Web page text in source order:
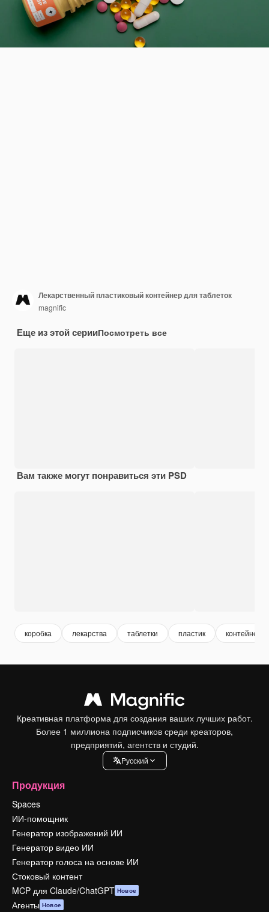
Лекарственный пластиковый контейнер для таблеток
magnific
Еще из этой серииПосмотреть все
Вам также могут понравиться эти PSD
коробка лекарства таблетки пластик контейнер
Креативная платформа для создания ваших лучших работ.
Более 1 миллиона подписчиков среди креаторов,
предприятий, агентств и студий.
Pусский
Продукция
Spaces
ИИ-помощник
Генератор изображений ИИ
Генератор видео ИИ
Генератор голоса на основе ИИ
Стоковый контент
MCP для Claude/ChatGPT Новое
Агенты Новое